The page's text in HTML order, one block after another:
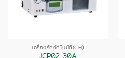
เครื่องรัดอัตโนมัติ(CH)